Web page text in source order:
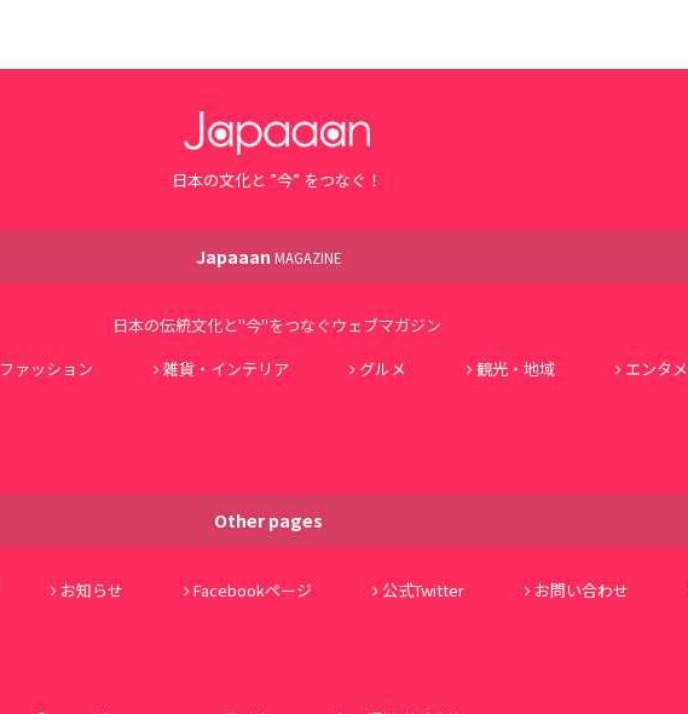
日本の文化と ”今” をつなぐ！
Japaaan MAGAZINE
日本の伝統文化と"今"をつなぐウェブマガジン
ファッション 雑貨・インテリア グルメ 観光・地域
エンタメ
Other pages
お知らせ Facebookページ 公式Twitter お問い合わせ